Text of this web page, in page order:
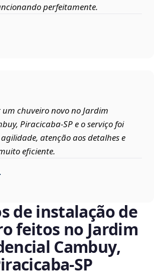
perfeitamente.
chuveiro novo no Jardim
Piracicaba‑SP e o serviço foi
atenção aos detalhes e
eficiente.
de instalação de
feitos no Jardim
Cambuy,